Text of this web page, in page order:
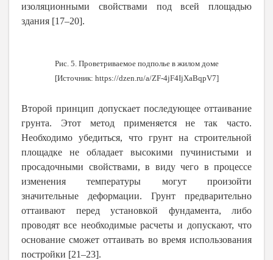
изоляционными свойствами под всей площадью
здания [17–20].
Рис. 5. Проветриваемое подполье в жилом доме
[Источник: https://dzen.ru/a/ZF-4jF4IjXaBqpV7]
Второй принцип допускает последующее оттаивание
грунта. Этот метод применяется не так часто.
Необходимо убедиться, что грунт на строительной
площадке не обладает высокими пучинистыми и
просадочными свойствами, в виду чего в процессе
изменения температуры могут произойти
значительные деформации. Грунт предварительно
оттаивают перед установкой фундамента, либо
проводят все необходимые расчеты и допускают, что
основание сможет оттаивать во время использования
постройки [21–23].